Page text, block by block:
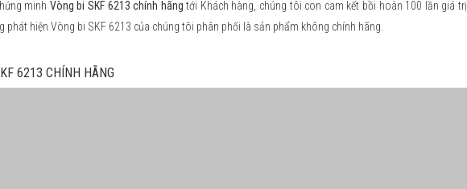
minh Vòng bi SKF 6213 chính hãng tới Khách hàng, chúng tôi con cam kết bồi hoàn 100 lần giá trị
phát hiện Vòng bi SKF 6213 của chúng tôi phân phối là sản phẩm không chính hãng.
6213 CHÍNH HÃNG